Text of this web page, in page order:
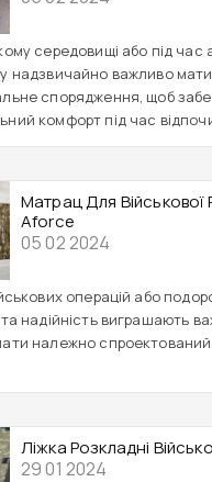
середовищі або під час
надзвичайно важливо
спорядження, щоб
комфорт під час
Матрац Для Військової
Aforce
05 02 2024
операцій або
надійність виграшають
належно спроектований
Ліжка Розкладні
29 01 2024